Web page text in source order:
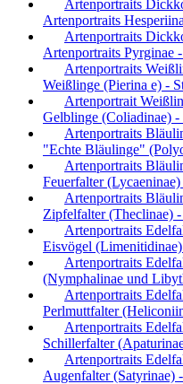
Artenportraits
Artenportraits
Artenportraits
Artenportraits Pyrginae
Artenportraits
Weißlinge (Pierina e) -
Artenportrait
Gelblinge (Coliadinae) -
Artenportraits
"Echte Bläulinge"
Artenportraits
Feuerfalter
Artenportraits
Zipfelfalter (Theclinae)
Artenportraits
Eisvögel
Artenportraits
(Nymphalinae und
Artenportraits
Perlmuttfalter
Artenportraits
Schillerfalter
Artenportraits
Augenfalter (Satyrinae)